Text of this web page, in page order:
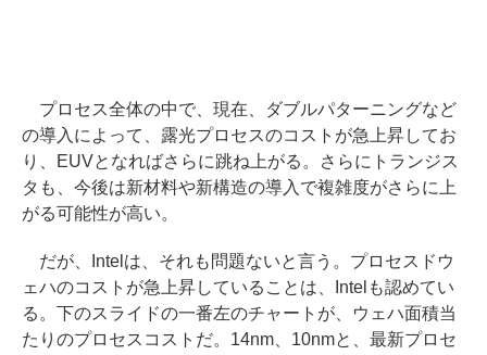
プロセス全体の中で、現在、ダブルパターニングなど
の導入によって、露光プロセスのコストが急上昇してお
り、EUVとなればさらに跳ね上がる。さらにトランジス
タも、今後は新材料や新構造の導入で複雑度がさらに上
がる可能性が高い。
だが、Intelは、それも問題ないと言う。プロセスドウ
ェハのコストが急上昇していることは、Intelも認めてい
る。下のスライドの一番左のチャートが、ウェハ面積当
たりのプロセスコストだ。14nm、10nmと、最新プロセ